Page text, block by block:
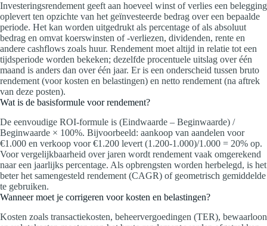
Investeringsrendement geeft aan hoeveel winst of verlies een belegging
oplevert ten opzichte van het geïnvesteerde bedrag over een bepaalde
periode. Het kan worden uitgedrukt als percentage of als absoluut
bedrag en omvat koerswinsten of -verliezen, dividenden, rente en
andere cashflows zoals huur. Rendement moet altijd in relatie tot een
tijdsperiode worden bekeken; dezelfde procentuele uitslag over één
maand is anders dan over één jaar. Er is een onderscheid tussen bruto
rendement (voor kosten en belastingen) en netto rendement (na aftrek
van deze posten).
Wat is de basisformule voor rendement?
De eenvoudige ROI-formule is (Eindwaarde – Beginwaarde) /
Beginwaarde × 100%. Bijvoorbeeld: aankoop van aandelen voor
€1.000 en verkoop voor €1.200 levert (1.200‑1.000)/1.000 = 20% op.
Voor vergelijkbaarheid over jaren wordt rendement vaak omgerekend
naar een jaarlijks percentage. Als opbrengsten worden herbelegd, is het
beter het samengesteld rendement (CAGR) of geometrisch gemiddelde
te gebruiken.
Wanneer moet je corrigeren voor kosten en belastingen?
Kosten zoals transactiekosten, beheervergoedingen (TER), bewaarloon